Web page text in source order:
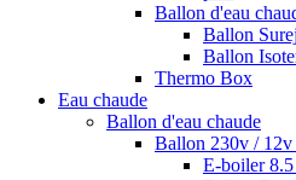
Ballon d'eau
Ballon
Ballon
Thermo Box
Eau chaude
Ballon d'eau chaude
Ballon 230v /
E-boiler